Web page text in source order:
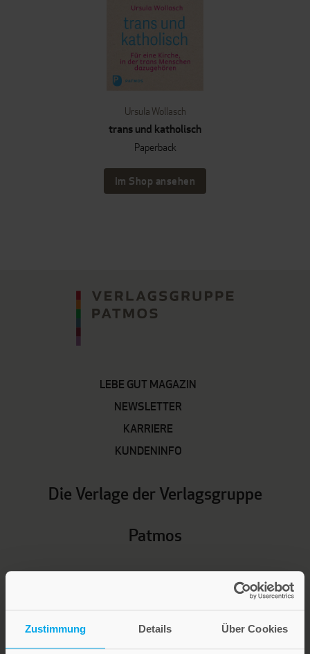
Zustimmung Details Über Cookies
Ursula Wollasch
trans und katholisch
Paperback
Im Shop ansehen
LEBE GUT MAGAZIN
NEWSLETTER
KARRIERE
KUNDENINFO
Die Verlage der Verlagsgruppe
Patmos